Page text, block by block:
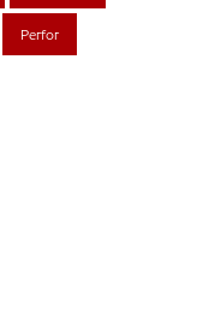
Perfor